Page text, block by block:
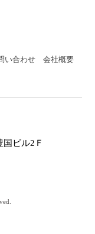
い合わせ
会社概要
ビル2Ｆ